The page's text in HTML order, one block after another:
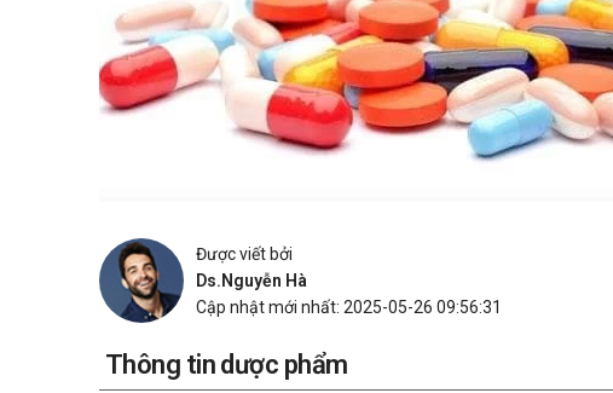
Được viết bởi
Ds.Nguyễn Hà
Cập nhật mới nhất: 2025-05-26 09:56:31
Thông tin dược phẩm